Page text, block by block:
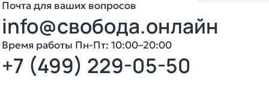
Почта для ваших вопросов
info@свобода.онлайн
Время работы Пн-Пт: 10:00–20:00
+7 (499) 229-05-50